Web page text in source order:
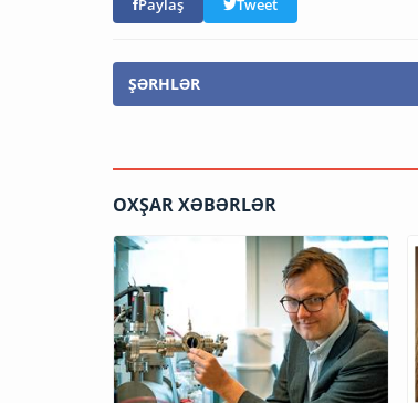
Paylaş Tweet
ŞƏRHLƏR
OXŞAR XƏBƏRLƏR